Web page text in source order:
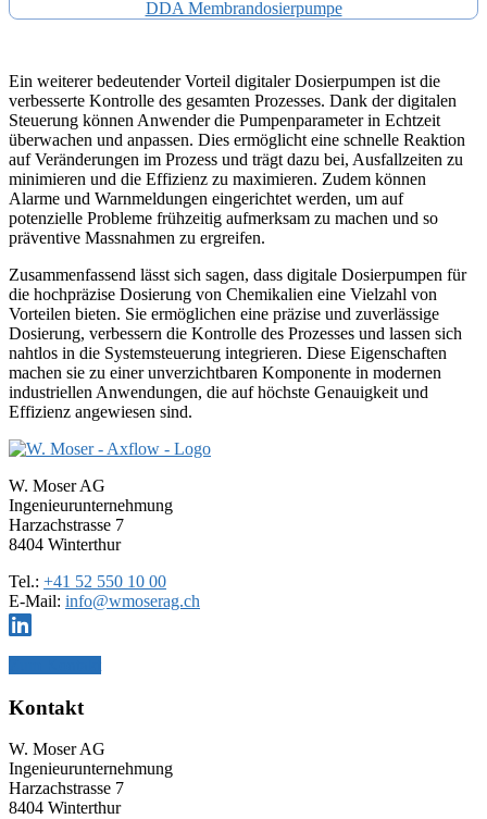
DDA Membrandosierpumpe
Ein weiterer bedeutender Vorteil digitaler Dosierpumpen ist die
verbesserte Kontrolle des gesamten Prozesses. Dank der digitalen
Steuerung können Anwender die Pumpenparameter in Echtzeit
überwachen und anpassen. Dies ermöglicht eine schnelle Reaktion
auf Veränderungen im Prozess und trägt dazu bei, Ausfallzeiten zu
minimieren und die Effizienz zu maximieren. Zudem können
Alarme und Warnmeldungen eingerichtet werden, um auf
potenzielle Probleme frühzeitig aufmerksam zu machen und so
präventive Massnahmen zu ergreifen.
Zusammenfassend lässt sich sagen, dass digitale Dosierpumpen für
die hochpräzise Dosierung von Chemikalien eine Vielzahl von
Vorteilen bieten. Sie ermöglichen eine präzise und zuverlässige
Dosierung, verbessern die Kontrolle des Prozesses und lassen sich
nahtlos in die Systemsteuerung integrieren. Diese Eigenschaften
machen sie zu einer unverzichtbaren Komponente in modernen
industriellen Anwendungen, die auf höchste Genauigkeit und
Effizienz angewiesen sind.
Haupt-
Sidebar
(Primary)
W. Moser AG
Ingenieurunternehmung
Harzachstrasse 7
8404 Winterthur
Tel.: +41 52 550 10 00
E-Mail: info@wmoserag.ch
Footer
Kontakt
W. Moser AG
Ingenieurunternehmung
Harzachstrasse 7
8404 Winterthur